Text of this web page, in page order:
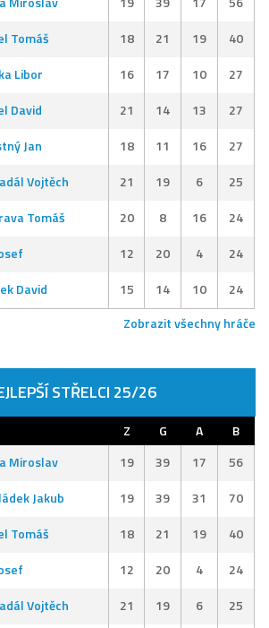
Tomáš 18 21 19
40
Libor 16 17 10
27
David 21 14 13
27
Jan 18 11 16
27
Vojtěch 21 19 6
25
Tomáš 20 8 16
24
12 20 4
24
David 15 14 10
24
Zobrazit všechny hráče
STŘELCI 25/26
Z G A
B
Miroslav 19 39 17
56
Jakub 19 39 31
70
Tomáš 18 21 19
40
12 20 4
24
Vojtěch 21 19 6
25